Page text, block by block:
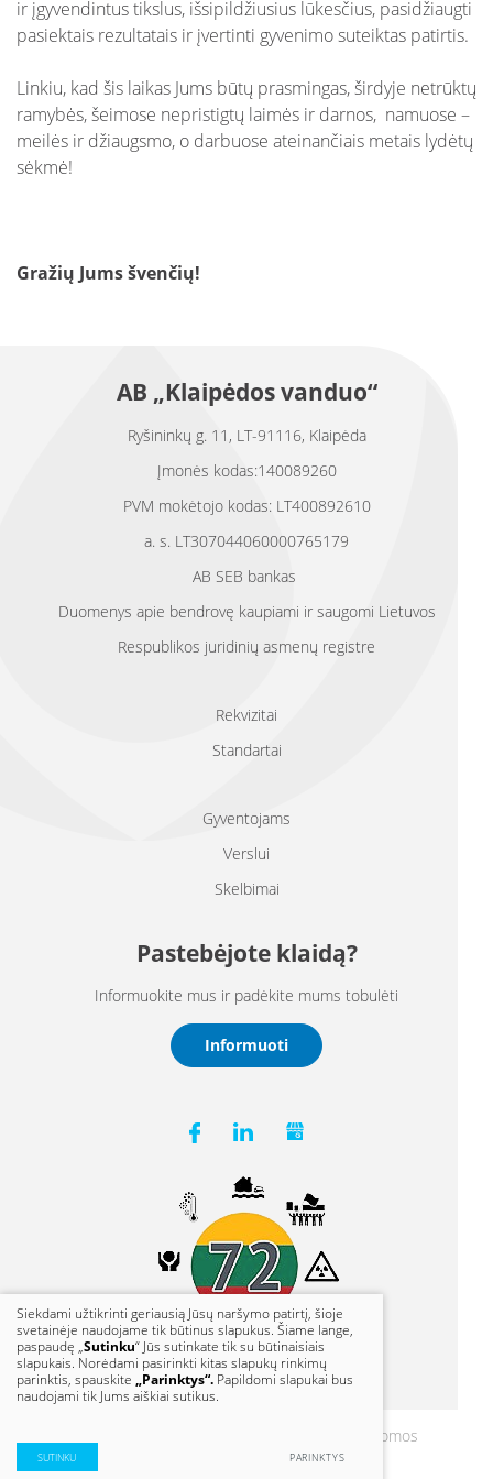
ir įgyvendintus tikslus, išsipildžiusius lūkesčius, pasidžiaugti
pasiektais rezultatais ir įvertinti gyvenimo suteiktas patirtis.
Linkiu, kad šis laikas Jums būtų prasmingas, širdyje netrūktų
ramybės, šeimose nepristigtų laimės ir darnos, namuose –
meilės ir džiaugsmo, o darbuose ateinančiais metais lydėtų
sėkmė!
Gražių Jums švenčių!
AB „Klaipėdos vanduo“
Ryšininkų g. 11, LT-91116, Klaipėda
Įmonės kodas:140089260
PVM mokėtojo kodas: LT400892610
a. s. LT307044060000765179
AB SEB bankas
Duomenys apie bendrovę kaupiami ir saugomi Lietuvos
Respublikos juridinių asmenų registre
Rekvizitai
Standartai
Gyventojams
Verslui
Skelbimai
Pastebėjote klaidą?
Informuokite mus ir padėkite mums tobulėti
Informuoti
© 2021 Klaipėdos vanduo. Visos teisės saugomos
Duomenų apsauga
Siekdami užtikrinti geriausią Jūsų naršymo patirtį, šioje
svetainėje naudojame tik būtinus slapukus. Šiame lange,
paspaudę „Sutinku“ Jūs sutinkate tik su būtinaisiais
slapukais. Norėdami pasirinkti kitas slapukų rinkimų
parinktis, spauskite „Parinktys“. Papildomi slapukai bus
naudojami tik Jums aiškiai sutikus.
SUTINKU PARINKTYS